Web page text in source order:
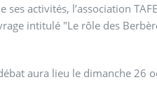
ses activités, l’association
intitulé "Le rôle des
aura lieu le dimanche 26